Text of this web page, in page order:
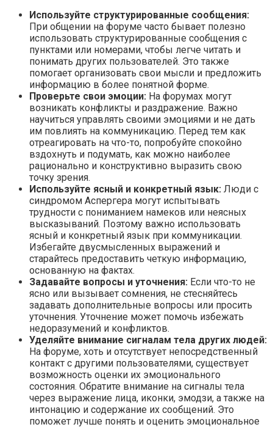
Используйте структурированные сообщения:
При общении на форуме часто бывает полезно
использовать структурированные сообщения с
пунктами или номерами, чтобы легче читать и
понимать других пользователей. Это также
помогает организовать свои мысли и предложить
информацию в более понятной форме.
Проверьте свои эмоции: На форумах могут
возникать конфликты и раздражение. Важно
научиться управлять своими эмоциями и не дать
им повлиять на коммуникацию. Перед тем как
отреагировать на что-то, попробуйте спокойно
вздохнуть и подумать, как можно наиболее
рационально и конструктивно выразить свою
точку зрения.
Используйте ясный и конкретный язык: Люди с
синдромом Аспергера могут испытывать
трудности с пониманием намеков или неясных
высказываний. Поэтому важно использовать
ясный и конкретный язык при коммуникации.
Избегайте двусмысленных выражений и
старайтесь предоставить четкую информацию,
основанную на фактах.
Задавайте вопросы и уточнения: Если что-то не
ясно или вызывает сомнения, не стесняйтесь
задавать дополнительные вопросы или просить
уточнения. Уточнение может помочь избежать
недоразумений и конфликтов.
Уделяйте внимание сигналам тела других людей:
На форуме, хоть и отсутствует непосредственный
контакт с другими пользователями, существует
возможность оценки их эмоционального
состояния. Обратите внимание на сигналы тела
через выражение лица, иконки, эмодзи, а также на
интонацию и содержание их сообщений. Это
поможет лучше понять и оценить эмоциональное